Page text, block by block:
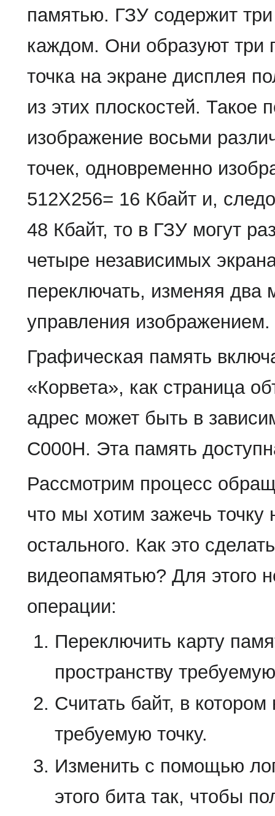
памятью. ГЗУ содержит
каждом. Они образуют три
точка на экране дисплея
из этих плоскостей. Такое
изображение восьми
точек, одновременно
512Х256= 16 Кбайт и,
48 Кбайт, то в ГЗУ могут
четыре независимых
переключать, изменяя два
управления изображением.
Графическая память
«Корвета», как страница
адрес может быть в
С000Н. Эта память
Рассмотрим процесс
что мы хотим зажечь точку
остального. Как это
видеопамятью? Для этого
операции:
Переключить карту
пространству
Считать байт, в
требуемую точку.
Изменить с помощью
этого бита так, чтобы